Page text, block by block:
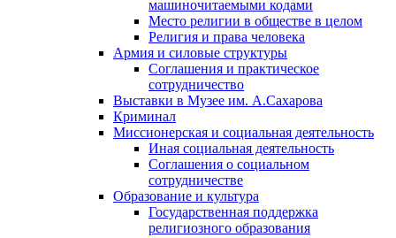
машиночитаемыми кодами
Место религии в обществе в целом
Религия и права человека
Армия и силовые структуры
Соглашения и практическое
сотрудничество
Выставки в Музее им. А.Сахарова
Криминал
Миссионерская и социальная деятельность
Иная социальная деятельность
Соглашения о социальном
сотрудничестве
Образование и культура
Государственная поддержка
религиозного образования